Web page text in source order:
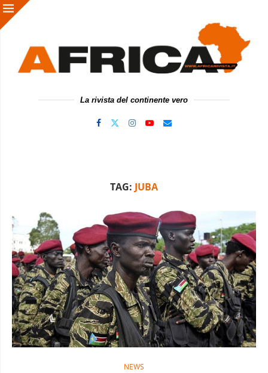
La rivista del continente vero
TAG: JUBA
NEWS